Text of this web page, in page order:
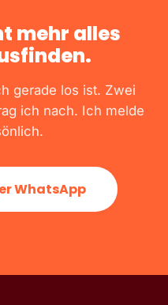
mehr alles
gerade los ist. Zwei
ich nach. Ich melde
WhatsApp